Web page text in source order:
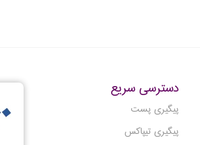
دسترسی سریع
پیگیری پست
پیگیری تیپاکس